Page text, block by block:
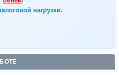
нагрузки.